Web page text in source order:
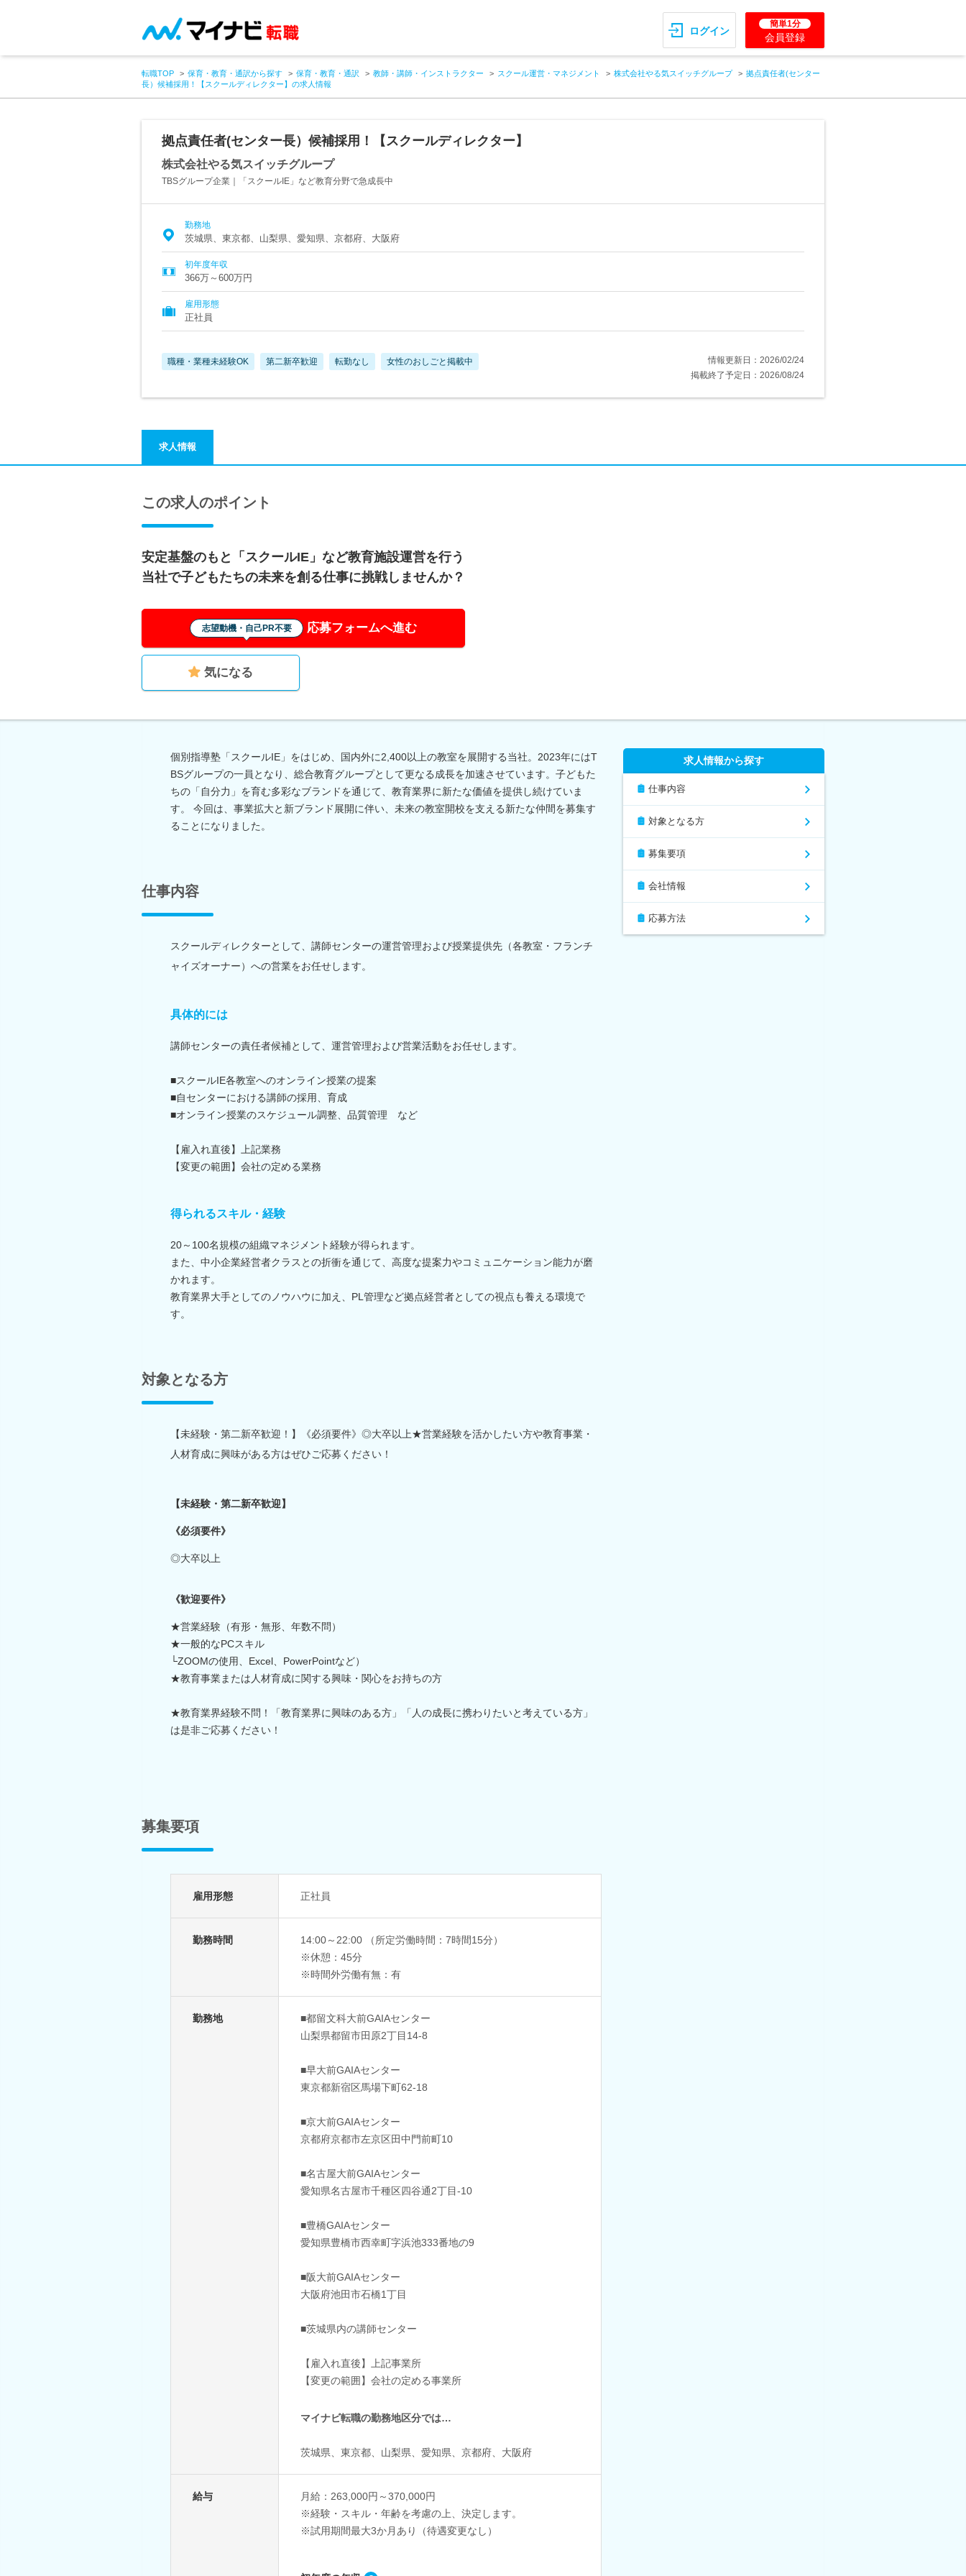
ログイン
簡単1分
会員登録
転職TOP 保育・教育・通訳から探す 保育・教育・通訳 教師・講師・インストラクター スクール運営・マネジメント 株式会社やる気スイッチグループ
拠点責任者(センター
長）候補採用！【スクールディレクター】の求人情報
拠点責任者(センター長）候補採用！【スクールディレクター】
株式会社やる気スイッチグループ
TBSグループ企業｜「スクールIE」など教育分野で急成長中
勤務地
茨城県、東京都、山梨県、愛知県、京都府、大阪府
初年度年収
366万～600万円
雇用形態
正社員
職種・業種未経験OK 第二新卒歓迎 転勤なし 女性のおしごと掲載中
情報更新日：2026/02/24
掲載終了予定日：2026/08/24
求人情報
この求人のポイント
安定基盤のもと「スクールIE」など教育施設運営を行う
当社で子どもたちの未来を創る仕事に挑戦しませんか？
志望動機・自己PR不要 応募フォームへ進む
気になる
個別指導塾「スクールIE」をはじめ、国内外に2,400以上の教室を展開する当社。2023年にはT
BSグループの一員となり、総合教育グループとして更なる成長を加速させています。子どもた
ちの「自分力」を育む多彩なブランドを通じて、教育業界に新たな価値を提供し続けていま
す。 今回は、事業拡大と新ブランド展開に伴い、未来の教室開校を支える新たな仲間を募集す
ることになりました。
仕事内容
スクールディレクターとして、講師センターの運営管理および授業提供先（各教室・フランチ
ャイズオーナー）への営業をお任せします。
具体的には
講師センターの責任者候補として、運営管理および営業活動をお任せします。
■スクールIE各教室へのオンライン授業の提案
■自センターにおける講師の採用、育成
■オンライン授業のスケジュール調整、品質管理 など
【雇入れ直後】上記業務
【変更の範囲】会社の定める業務
得られるスキル・経験
20～100名規模の組織マネジメント経験が得られます。
また、中小企業経営者クラスとの折衝を通じて、高度な提案力やコミュニケーション能力が磨
かれます。
教育業界大手としてのノウハウに加え、PL管理など拠点経営者としての視点も養える環境で
す。
対象となる方
【未経験・第二新卒歓迎！】《必須要件》◎大卒以上★営業経験を活かしたい方や教育事業・
人材育成に興味がある方はぜひご応募ください！
【未経験・第二新卒歓迎】
《必須要件》
◎大卒以上
《歓迎要件》
★営業経験（有形・無形、年数不問）
★一般的なPCスキル
└ZOOMの使用、Excel、PowerPointなど）
★教育事業または人材育成に関する興味・関心をお持ちの方
★教育業界経験不問！「教育業界に興味のある方」「人の成長に携わりたいと考えている方」
は是非ご応募ください！
募集要項
雇用形態 正社員
勤務時間
14:00～22:00 （所定労働時間：7時間15分）
※休憩：45分
※時間外労働有無：有
勤務地
■都留文科大前GAIAセンター
山梨県都留市田原2丁目14-8
■早大前GAIAセンター
東京都新宿区馬場下町62‐18
■京大前GAIAセンター
京都府京都市左京区田中門前町10
■名古屋大前GAIAセンター
愛知県名古屋市千種区四谷通2丁目-10
■豊橋GAIAセンター
愛知県豊橋市西幸町字浜池333番地の9
■阪大前GAIAセンター
大阪府池田市石橋1丁目
■茨城県内の講師センター
【雇入れ直後】上記事業所
【変更の範囲】会社の定める事業所
マイナビ転職の勤務地区分では…
茨城県、東京都、山梨県、愛知県、京都府、大阪府
給与
月給：263,000円～370,000円
※経験・スキル・年齢を考慮の上、決定します。
※試用期間最大3か月あり（待遇変更なし）
求人情報から探す
仕事内容
対象となる方
募集要項
会社情報
応募方法